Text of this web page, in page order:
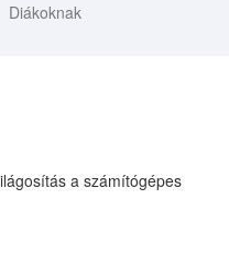
Diákoknak
a számítógépes